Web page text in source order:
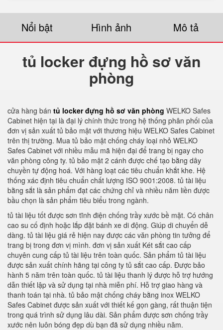
Nổi bật Hình ảnh Mô tả
tủ locker đựng hồ sơ văn
phòng
cửa hàng bán tủ locker đựng hồ sơ văn phòng WELKO Safes
Cabinet hiện tại là đại lý chính thức trong hệ thống phân phối của
đơn vị sản xuất tủ bảo mật với thương hiệu WELKO Safes Cabinet
trên thị trường. Mua tủ bảo mật chống cháy loại nhỏ WELKO
Safes Cabinet với nhiều mẫu mã hiện đại để trang bị ngay cho
văn phòng công ty. tủ bảo mật 2 cánh được chế tạo bằng dây
chuyền tự động hoá. Với hàng loạt các tiêu chuẩn khắt khe. Hệ
thống xác định tiêu chuẩn chất lượng ISO 9001:2008. tủ tài liệu
bằng sắt là sản phẩm đạt các chứng chỉ và nhiều năm liền được
bầu chọn là sản phẩm tiêu biểu trong ngành.
tủ tài liệu tốt được sơn tĩnh điện chống trầy xước bề mặt. Có chân
cao su cố định hoặc lắp đặt bánh xe di động. Giúp di chuyển dễ
dàng. tủ tài liệu giá rẻ hiện nay được các văn phòng tin tưởng để
trang bị trong đơn vị mình. đơn vị sản xuất Két sắt cao cấp
chuyên cung cấp tủ tài liệu trên toàn quốc. Sản phẩm tủ tài liệu
được sản xuất chính hãng tại công ty tủ sắt cao cấp. Được bảo
hành 5 năm trên toàn quốc. tủ tài liệu thanh lý được hỗ trợ hướng
dẫn thiết lập và sử dụng tại nhà miễn phí. Hỗ trợ giao hàng và
thanh toán tại nhà. tủ bảo mật chống cháy bằng inox WELKO
Safes Cabinet được sản xuất với thiết kế gọn gàng, rất thuận tiện
trong quá trình sử dụng lâu dài. Sản phẩm được sơn chống trầy
xước nên luôn bóng đẹp dù bạn đã sử dụng nhiều năm.